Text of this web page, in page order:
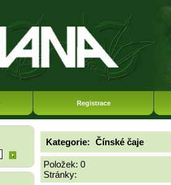
Registrace
Kategorie: Čínské čaje
Položek: 0
Stránky: